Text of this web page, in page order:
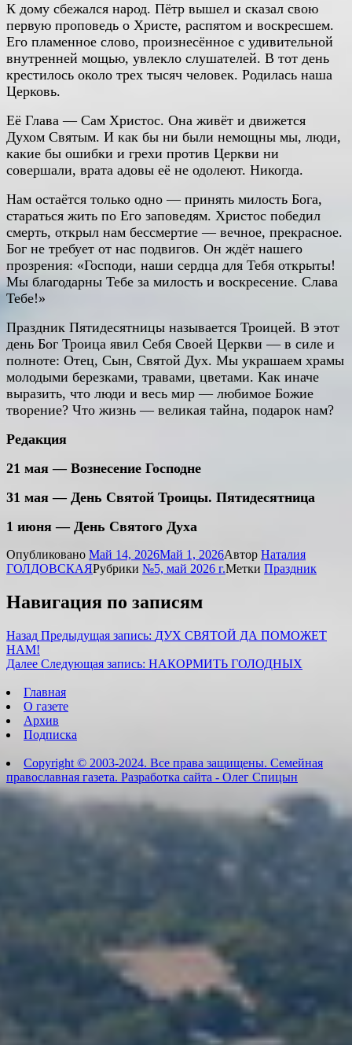
К дому сбежался народ. Пётр вышел и сказал свою
первую проповедь о Христе, распятом и воскресшем.
Его пламенное слово, произнесённое с удивительной
внутренней мощью, увлекло слушателей. В тот день
крестилось около трех тысяч человек. Родилась наша
Церковь.
Её Глава — Сам Христос. Она живёт и движется
Духом Святым. И как бы ни были немощны мы, люди,
какие бы ошибки и грехи против Церкви ни
совершали, врата адовы её не одолеют. Никогда.
Нам остаётся только одно — принять милость Бога,
стараться жить по Его заповедям. Христос победил
смерть, открыл нам бессмертие — вечное, прекрасное.
Бог не требует от нас подвигов. Он ждёт нашего
прозрения: «Господи, наши сердца для Тебя открыты!
Мы благодарны Тебе за милость и воскресение. Слава
Тебе!»
Праздник Пятидесятницы называется Троицей. В этот
день Бог Троица явил Себя Своей Церкви — в силе и
полноте: Отец, Сын, Святой Дух. Мы украшаем храмы
молодыми березками, травами, цветами. Как иначе
выразить, что люди и весь мир — любимое Божие
творение? Что жизнь — великая тайна, подарок нам?
Редакция
21 мая — Вознесение Господне
31 мая — День Святой Троицы. Пятидесятница
1 июня — День Святого Духа
Опубликовано Май 14, 2026Май 1, 2026Автор Наталия
ГОЛДОВСКАЯРубрики №5, май 2026 г.Метки Праздник
Навигация по записям
Назад Предыдущая запись: ДУХ СВЯТОЙ ДА ПОМОЖЕТ
НАМ!
Далее Следующая запись: НАКОРМИТЬ ГОЛОДНЫХ
Главная
О газете
Архив
Подписка
Copyright © 2003-2024. Все права защищены. Семейная
православная газета. Разработка сайта - Олег Спицын